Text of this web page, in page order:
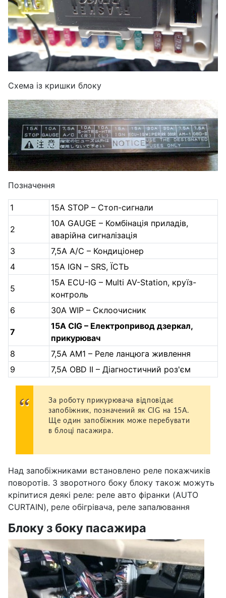
Схема із кришки блоку
Позначення
1 15A STOP – Стоп-сигнали
2
10A GAUGE – Комбінація приладів,
аварійна сигналізація
3
7,5A А/С – Кондиціонер
4
15A IGN – SRS, ЇСТЬ
5
15A ECU-IG – Multi AV-Station, круїз-
контроль
6
30A WIP – Склоочисник
7
15A CIG – Електропривод дзеркал,
прикурювач
8
7,5A АМ1 – Реле ланцюга живлення
9
7,5A OBD II – Діагностичний роз'єм
За роботу прикурювача відповідає
запобіжник, позначений як CIG на 15А.
Ще один запобіжник може перебувати
в блоці пасажира.
Над запобіжниками встановлено реле покажчиків
поворотів. З зворотного боку блоку також можуть
кріпитися деякі реле: реле авто фіранки (AUTO
CURTAIN), реле обігрівача, реле запалювання
Блоку з боку пасажира